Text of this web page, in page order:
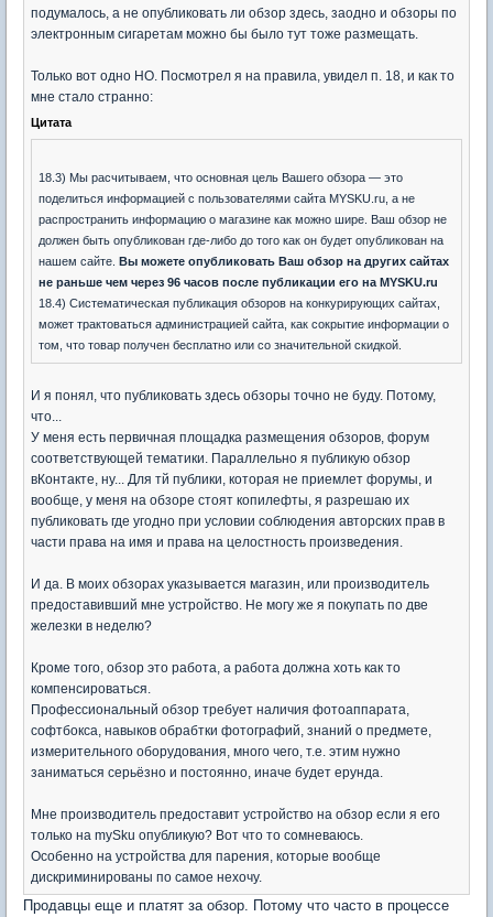
подумалось, а не опубликовать ли обзор здесь, заодно и обзоры по
электронным сигаретам можно бы было тут тоже размещать.
Только вот одно НО. Посмотрел я на правила, увидел п. 18, и как то
мне стало странно:
Цитата
18.3) Мы расчитываем, что основная цель Вашего обзора — это
поделиться информацией с пользователями сайта MYSKU.ru, а не
распространить информацию о магазине как можно шире. Ваш обзор не
должен быть опубликован где-либо до того как он будет опубликован на
нашем сайте. Вы можете опубликовать Ваш обзор на других сайтах
не раньше чем через 96 часов после публикации его на MYSKU.ru
18.4) Систематическая публикация обзоров на конкурирующих сайтах,
может трактоваться администрацией сайта, как сокрытие информации о
том, что товар получен бесплатно или со значительной скидкой.
И я понял, что публиковать здесь обзоры точно не буду. Потому,
что...
У меня есть первичная площадка размещения обзоров, форум
соответствующей тематики. Параллельно я публикую обзор
вКонтакте, ну... Для тй публики, которая не приемлет форумы, и
вообще, у меня на обзоре стоят копилефты, я разрешаю их
публиковать где угодно при условии соблюдения авторских прав в
части права на имя и права на целостность произведения.
И да. В моих обзорах указывается магазин, или производитель
предоставивший мне устройство. Не могу же я покупать по две
железки в неделю?
Кроме того, обзор это работа, а работа должна хоть как то
компенсироваться.
Профессиональный обзор требует наличия фотоаппарата,
софтбокса, навыков обрабтки фотографий, знаний о предмете,
измерительного оборудования, много чего, т.е. этим нужно
заниматься серьёзно и постоянно, иначе будет ерунда.
Мне производитель предоставит устройство на обзор если я его
только на mySku опубликую? Вот что то сомневаюсь.
Особенно на устройства для парения, которые вообще
дискриминированы по самое нехочу.
Продавцы еще и платят за обзор. Потому что часто в процессе